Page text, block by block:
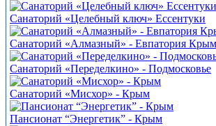
Санаторий «Целебный ключ» Ессентуки
Санаторий «Алмазный» - Евпатория Крым
Санаторий «Переделкино» - Подмосковье
Санаторий «Мисхор» - Крым
Пансионат “Энергетик” - Крым